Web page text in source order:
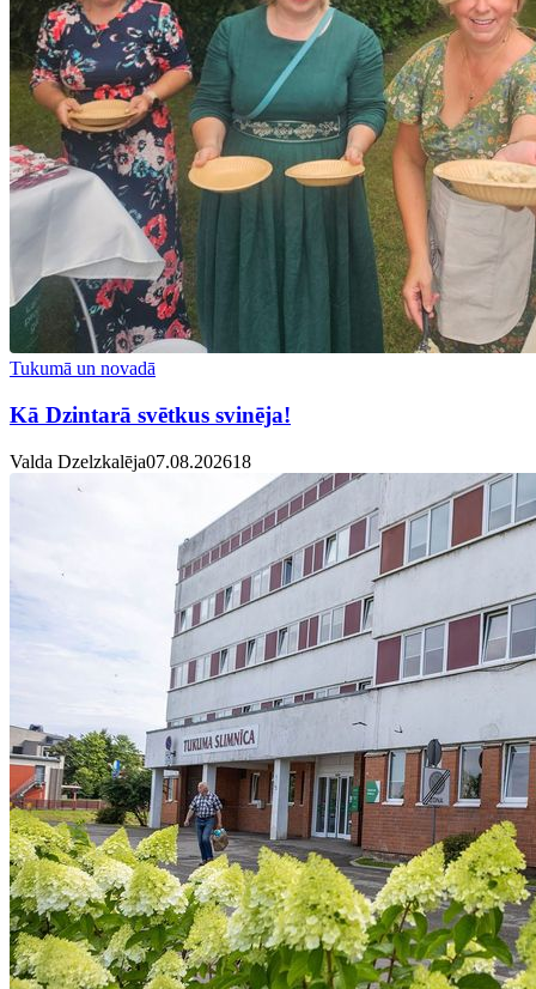
Tukumā un novadā
Kā Dzintarā svētkus svinēja!
Valda Dzelzkalēja07.08.202618